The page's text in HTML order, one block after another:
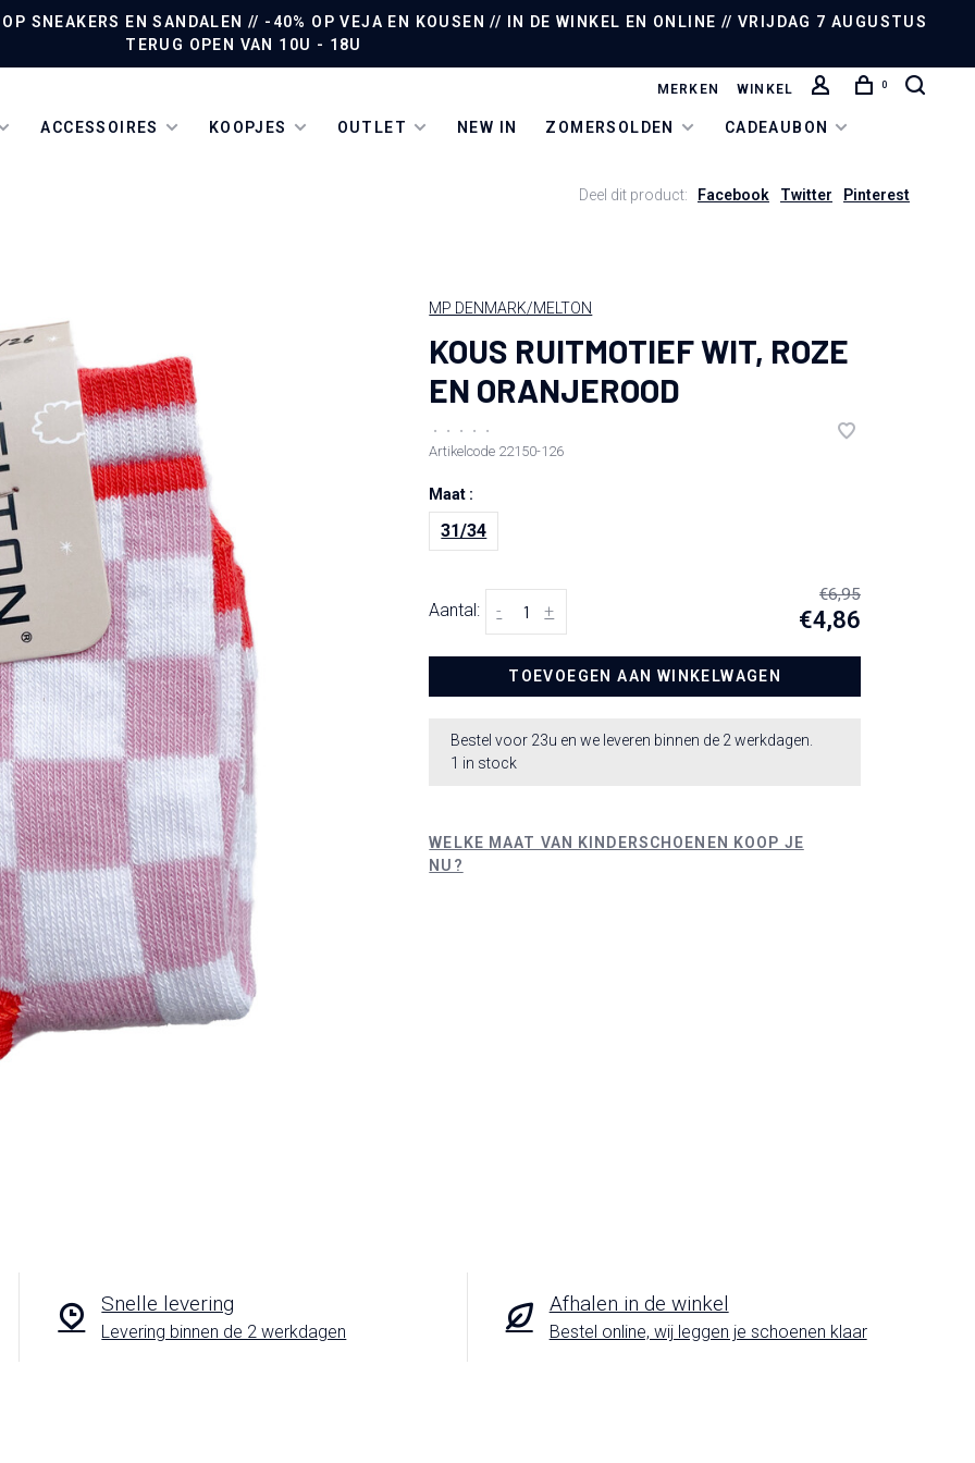
SNEAKERS EN SANDALEN // -40% OP VEJA EN KOUSEN // IN DE WINKEL EN ONLINE // VRIJDAG 7 AUGUSTUS
TERUG OPEN VAN 10U - 18U
ACCESSOIRES KOOPJES OUTLET NEW IN ZOMERSOLDEN CADEAUBON
MERKEN WINKEL 0
Deel dit product: Facebook Twitter Pinterest
MP DENMARK/MELTON
KOUS RUITMOTIEF WIT, ROZE
EN ORANJEROOD
• • • •
•
Artikelcode 22150-126
Maat :
31/34
Aantal: +
-
€6,95
€4,86
TOEVOEGEN AAN WINKELWAGEN
Bestel voor 23u en we leveren binnen de 2 werkdagen.
1 in stock
WELKE MAAT VAN KINDERSCHOENEN KOOP JE
NU?
Snelle levering
Levering binnen de 2 werkdagen
Afhalen in de winkel
Bestel online, wij leggen je schoenen klaar